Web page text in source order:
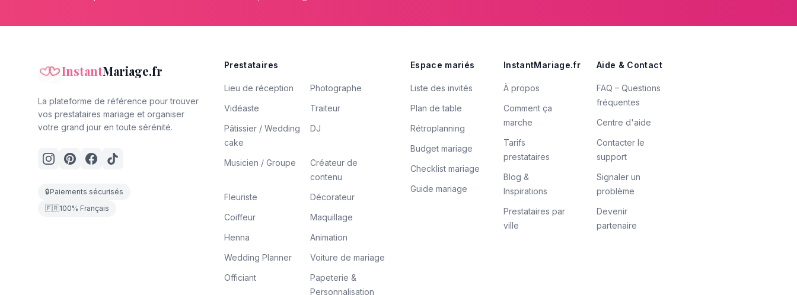
InstantMariage.fr
La plateforme de référence pour trouver
vos prestataires mariage et organiser
votre grand jour en toute sérénité.
🔒Paiements sécurisés
🇫🇷100% Français
Prestataires
Lieu de réception
Photographe
Vidéaste
Traiteur
Pâtissier / Wedding
cake
DJ
Musicien / Groupe
Créateur de
contenu
Fleuriste
Décorateur
Coiffeur
Maquillage
Henna
Animation
Wedding Planner
Voiture de mariage
Officiant
Papeterie &
Personnalisation
Espace mariés
Liste des invités
Plan de table
Rétroplanning
Budget mariage
Checklist mariage
Guide mariage
InstantMariage.fr
À propos
Comment ça
marche
Tarifs
prestataires
Blog &
Inspirations
Prestataires par
ville
Aide & Contact
FAQ – Questions
fréquentes
Centre d'aide
Contacter le
support
Signaler un
problème
Devenir
partenaire